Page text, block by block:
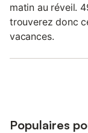
matin au réveil.
trouverez donc
vacances.
Populaires